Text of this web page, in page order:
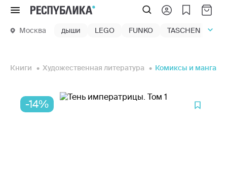
Меню
Москва дыши LEGO FUNKO TASCHEN
Книги Художественная литература Комиксы и манга
-14%